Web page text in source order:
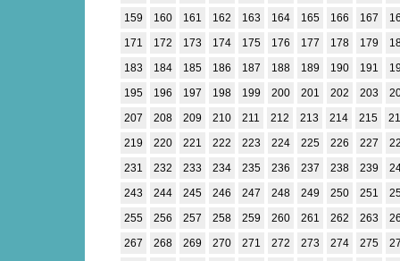
159
160 161 162 163 164 165 166 167
171
172 173 174 175 176 177 178 179
183
184 185 186 187 188 189 190 191
195
196 197 198 199 200 201 202 203
207
208 209 210 211 212 213 214 215
219
220 221 222 223 224 225 226 227
231
232 233 234 235 236 237 238 239
243
244 245 246 247 248 249 250 251
255
256 257 258 259 260 261 262 263
267
268 269 270 271 272 273 274 275